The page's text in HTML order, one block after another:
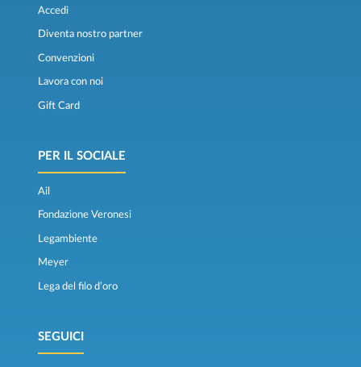
Accedi
Diventa nostro partner
Convenzioni
Lavora con noi
Gift Card
PER IL SOCIALE
Ail
Fondazione Veronesi
Legambiente
Meyer
Lega del filo d’oro
SEGUICI